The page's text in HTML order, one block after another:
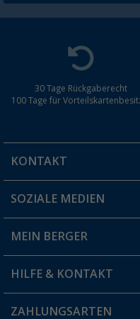
30 Tage Rückgaberecht
100 Tage für
KONTAKT
Du hast eine Frage?
Filiale finden
SOZIALE MEDIEN
MEIN BERGER
Vorteilskarte
Blog
HILFE & KONTAKT
FAQ & Kontakt
ZAHLUNGSARTEN